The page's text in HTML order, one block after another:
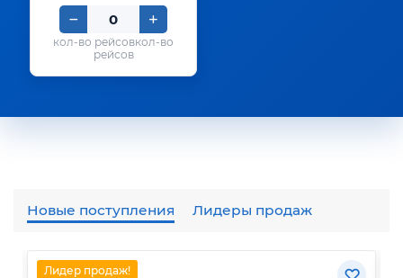
кол-во
рейсов
Новые поступления Лидеры продаж
Лидер продаж!